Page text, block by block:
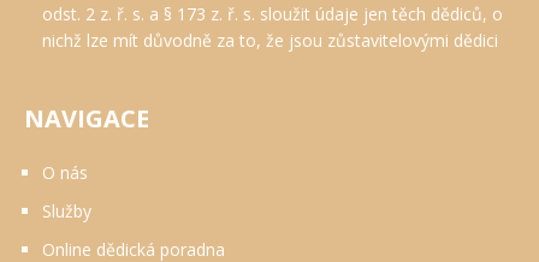
odst. 2 z. ř. s. a § 173 z. ř. s. sloužit údaje jen těch dědiců, o
nichž lze mít důvodně za to, že jsou zůstavitelovými dědici
NAVIGACE
O nás
Služby
Online dědická poradna